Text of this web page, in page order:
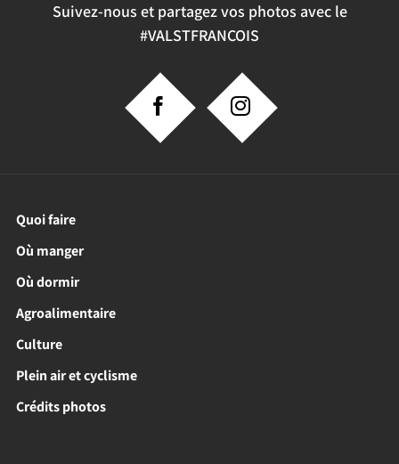
Suivez-nous et partagez vos photos avec le
#VALSTFRANCOIS
Quoi faire
Où manger
Où dormir
Agroalimentaire
Culture
Plein air et cyclisme
Crédits photos